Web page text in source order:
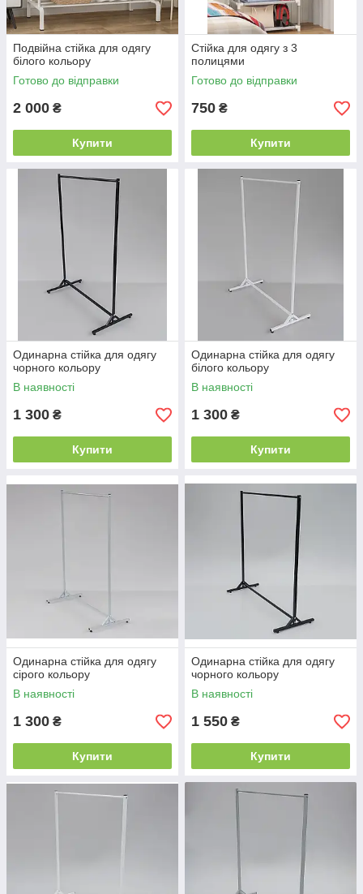
Подвійна стійка для одягу
білого кольору
Готово до відправки
2 000 ₴
Купити
Стійка для одягу з 3
полицями
Готово до відправки
750 ₴
Купити
Одинарна стійка для одягу
чорного кольору
В наявності
1 300 ₴
Купити
Одинарна стійка для одягу
білого кольору
В наявності
1 300 ₴
Купити
Одинарна стійка для одягу
сірого кольору
В наявності
1 300 ₴
Купити
Одинарна стійка для одягу
чорного кольору
В наявності
1 550 ₴
Купити